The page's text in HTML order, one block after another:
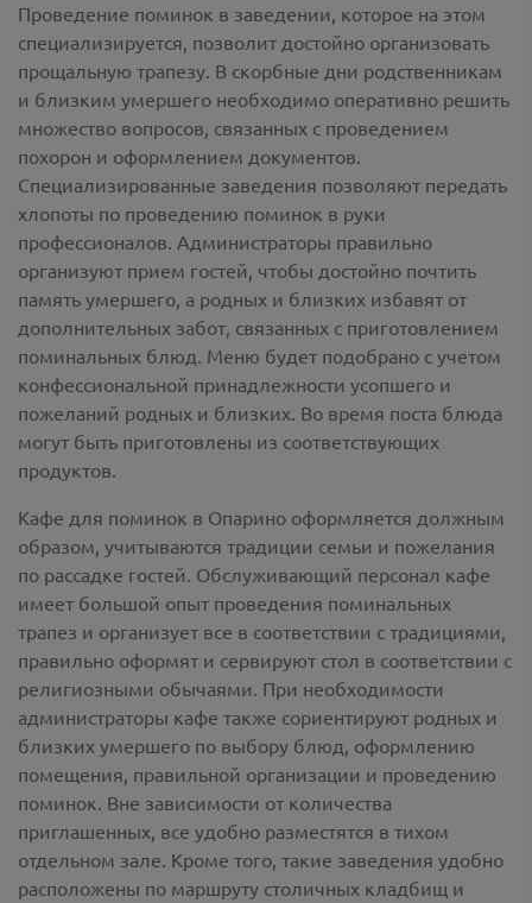
Проведение поминок в заведении, которое на этом
специализируется, позволит достойно организовать
прощальную трапезу. В скорбные дни родственникам
и близким умершего необходимо оперативно решить
множество вопросов, связанных с проведением
похорон и оформлением документов.
Специализированные заведения позволяют передать
хлопоты по проведению поминок в руки
профессионалов. Администраторы правильно
организуют прием гостей, чтобы достойно почтить
память умершего, а родных и близких избавят от
дополнительных забот, связанных с приготовлением
поминальных блюд. Меню будет подобрано с учетом
конфессиональной принадлежности усопшего и
пожеланий родных и близких. Во время поста блюда
могут быть приготовлены из соответствующих
продуктов.
Кафе для поминок в Опарино оформляется должным
образом, учитываются традиции семьи и пожелания
по рассадке гостей. Обслуживающий персонал кафе
имеет большой опыт проведения поминальных
трапез и организует все в соответствии с традициями,
правильно оформят и сервируют стол в соответствии с
религиозными обычаями. При необходимости
администраторы кафе также сориентируют родных и
близких умершего по выбору блюд, оформлению
помещения, правильной организации и проведению
поминок. Вне зависимости от количества
приглашенных, все удобно разместятся в тихом
отдельном зале. Кроме того, такие заведения удобно
расположены по маршруту столичных кладбищ и